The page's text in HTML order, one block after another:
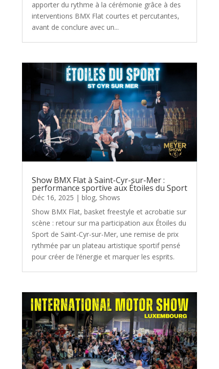
apporter du rythme à la cérémonie grâce à des
interventions BMX Flat courtes et percutantes,
avant de conclure avec un...
Show BMX Flat à Saint-Cyr-sur-Mer :
performance sportive aux Étoiles du Sport
Déc 16, 2025 | blog, Shows
Show BMX Flat, basket freestyle et acrobatie sur
scène : retour sur ma participation aux Étoiles du
Sport de Saint-Cyr-sur-Mer, une remise de prix
rythmée par un plateau artistique sportif pensé
pour créer de l’énergie et marquer les esprits.